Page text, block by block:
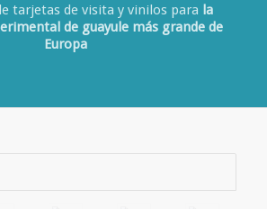
tarjetas de visita y vinilos para la
de guayule más grande de
Europa